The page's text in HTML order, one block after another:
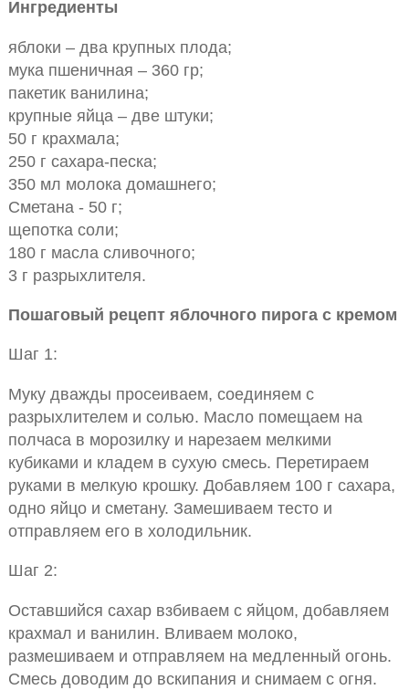
Ингредиенты
яблоки – два крупных плода;
мука пшеничная – 360 гр;
пакетик ванилина;
крупные яйца – две штуки;
50 г крахмала;
250 г сахара-песка;
350 мл молока домашнего;
Сметана - 50 г;
щепотка соли;
180 г масла сливочного;
3 г разрыхлителя.
Пошаговый рецепт яблочного пирога с кремом
Шаг 1:
Муку дважды просеиваем, соединяем с
разрыхлителем и солью. Масло помещаем на
полчаса в морозилку и нарезаем мелкими
кубиками и кладем в сухую смесь. Перетираем
руками в мелкую крошку. Добавляем 100 г сахара,
одно яйцо и сметану. Замешиваем тесто и
отправляем его в холодильник.
Шаг 2:
Оставшийся сахар взбиваем с яйцом, добавляем
крахмал и ванилин. Вливаем молоко,
размешиваем и отправляем на медленный огонь.
Смесь доводим до вскипания и снимаем с огня.